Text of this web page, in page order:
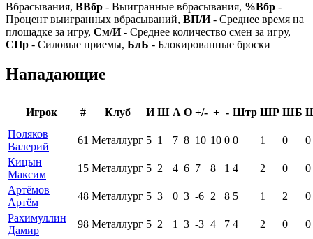
Вбрасывания, ВВбр - Выигранные вбрасывания, %Вбр -
Процент выигранных вбрасываний, ВП/И- Среднее время на
площадке за игру, См/И- Среднее количество смен за игру,
СПр - Силовые приемы, БлБ - Блокированные броски
Нападающие
Игрок # Клуб И Ш А О +/- + - Штр ШР ШБ
Поляков
Валерий
61 Металлург 5 1 7 8 10 10 0 0 1 0
0
Кицын
Максим
15 Металлург 5 2 4 6 7 8 1 4 2 0
0
Артёмов
Артём
48 Металлург 5 3 0 3 -6 2 8 5 1 2
0
Рахимуллин
Дамир
98 Металлург 5 2 1 3 -3 4 7 4 2 0
0